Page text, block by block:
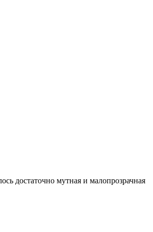
достаточно мутная и малопрозрачная